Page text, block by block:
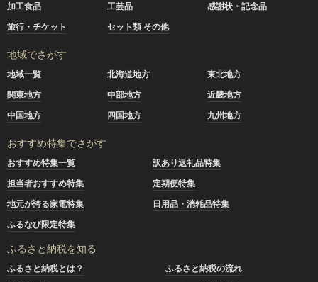
加工食品
工芸品
感謝状・記念品
旅行・チケット
セット類 その他
地域でさがす
地域一覧 北海道地方
東北地方
関東地方
中部地方
近畿地方
中国地方
四国地方 九州地方
おすすめ特集でさがす
おすすめ特集一覧
訳あり返礼品特集
担当者おすすめ特集
定期便特集
地元が誇る家電特集
日用品・消耗品特集
ふるなび限定特集
ふるさと納税を知る
ふるさと納税とは？
ふるさと納税の流れ